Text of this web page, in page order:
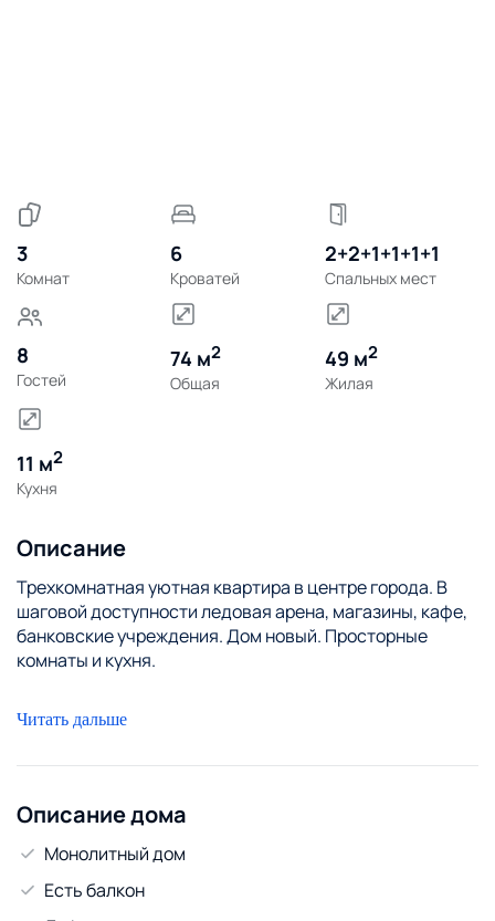
3
Комнат
6
Кроватей
2+2+1+1+1+1
Спальных мест
8
Гостей
74 м2
Общая
49 м2
Жилая
11 м2
Кухня
Описание
Трехкомнатная уютная квартира в центре города. В
шаговой доступности ледовая арена, магазины, кафе,
банковские учреждения. Дом новый. Просторные
комнаты и кухня.
Читать дальше
Описание дома
Монолитный дом
Есть балкон